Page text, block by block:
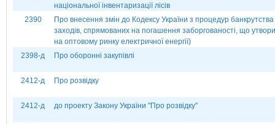
національної інвентаризації лісів
2390
Про внесення змін до Кодексу України з процедур
заходів, спрямованих на погашення заборгованості, що
на оптовому ринку електричної енергії)
2398-д
Про оборонні закупівлі
2412-д Про розвідку
2412-д до проекту Закону України "Про розвідку"